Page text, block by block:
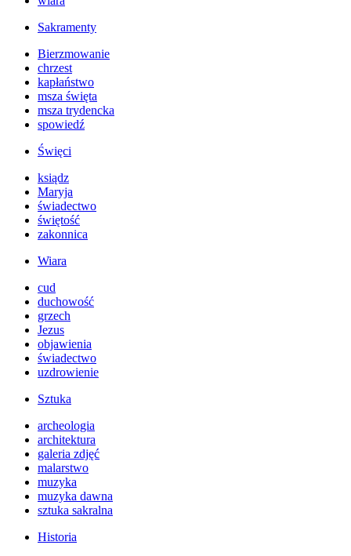
Sakramenty
Bierzmowanie
chrzest
kapłaństwo
msza święta
msza trydencka
spowiedź
Święci
ksiądz
Maryja
świadectwo
świętość
zakonnica
Wiara
cud
duchowość
grzech
Jezus
objawienia
świadectwo
uzdrowienie
Sztuka
archeologia
architektura
galeria zdjęć
malarstwo
muzyka
muzyka dawna
sztuka sakralna
Historia